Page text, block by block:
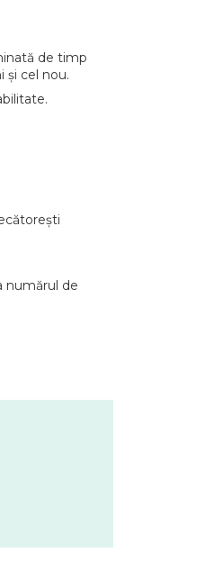
de timp
și cel nou.
numărul de